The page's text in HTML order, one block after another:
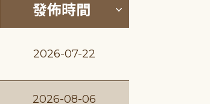
布單位排序 (升降冪)
發佈時間 按發佈時間
2026-07-22
2026-08-06